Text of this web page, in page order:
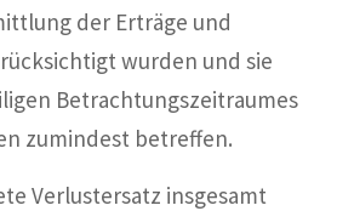
der Erträge und
wurden und sie
Betrachtungszeitraumes
zumindest betreffen.
Verlustersatz insgesamt